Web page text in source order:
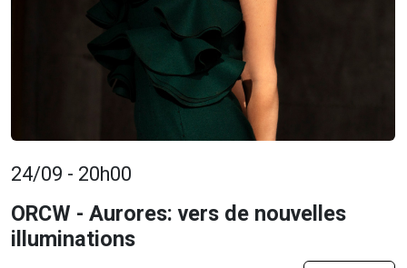
24/09 - 20h00
ORCW - Aurores: vers de nouvelles
illuminations